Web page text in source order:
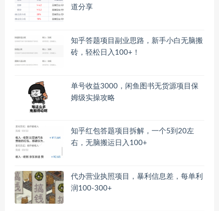
道分享
知乎答题项目副业思路，新手小白无脑搬
砖，轻松日入100+！
单号收益3000，闲鱼图书无货源项目保
姆级实操攻略
知乎红包答题项目拆解，一个5到20左
右，无脑搬运日入100+
代办营业执照项目，暴利信息差，每单利
润100-300+